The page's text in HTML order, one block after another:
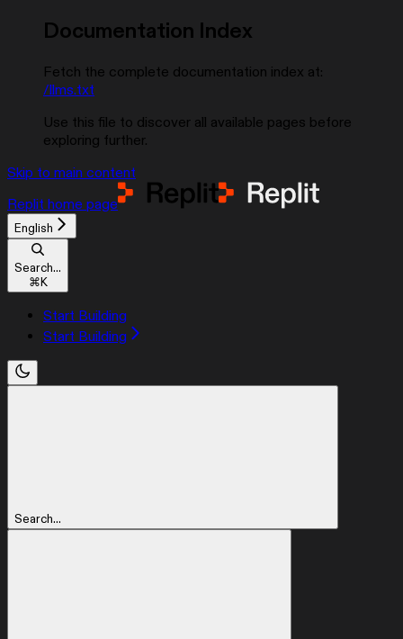
Documentation Index
Fetch the complete documentation index at:
/llms.txt
Use this file to discover all available pages before
exploring further.
Skip to main content
Replit home page
English
Search...
⌘K
Start Building
Start Building
Search...